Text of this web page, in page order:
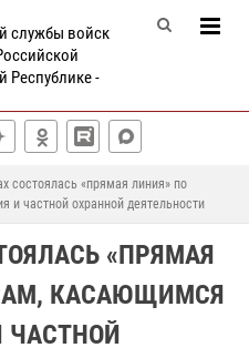
службы войск
Республике -
состоялась «прямая линия» по
и частной охранной деятельности
«ПРЯМАЯ
КАСАЮЩИМСЯ
ЧАСТНОЙ